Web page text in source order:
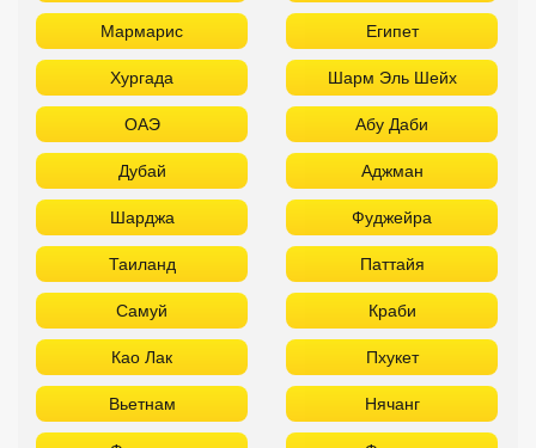
Мармарис Египет
Хургада Шарм Эль Шейх
ОАЭ Абу Даби
Дубай Аджман
Шарджа Фуджейра
Таиланд Паттайя
Самуй Краби
Као Лак Пхукет
Вьетнам Нячанг